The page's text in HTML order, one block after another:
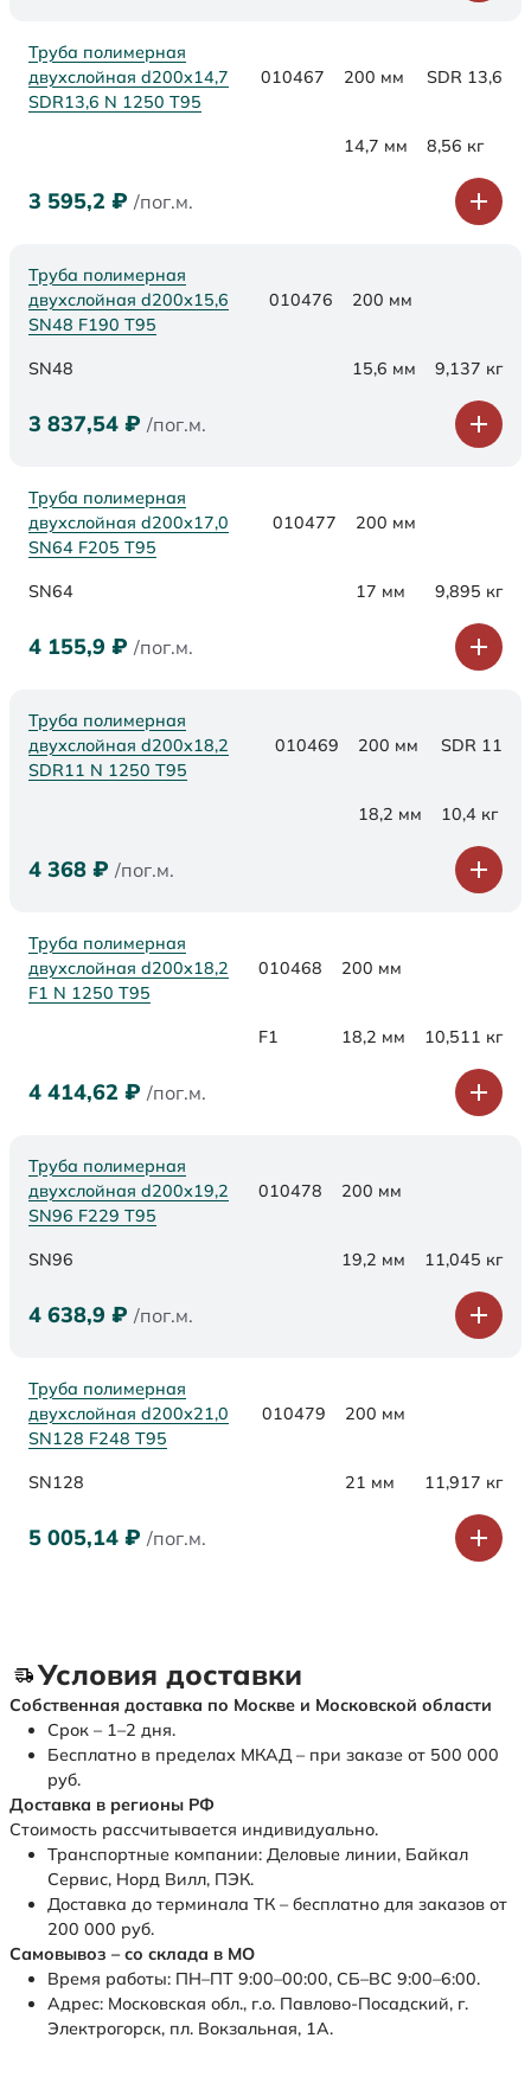
Труба полимерная
двухслойная d200x14,7
SDR13,6 N 1250 Т95
010467 200 мм SDR 13,6
14,7 мм 8,56 кг
3 595,2 ₽ /пог.м.
Труба полимерная
двухслойная d200х15,6
SN48 F190 Т95
010476 200 мм
SN48 15,6 мм 9,137 кг
3 837,54 ₽ /пог.м.
Труба полимерная
двухслойная d200х17,0
SN64 F205 Т95
010477 200 мм
SN64 17 мм 9,895 кг
4 155,9 ₽ /пог.м.
Труба полимерная
двухслойная d200x18,2
SDR11 N 1250 Т95
010469 200 мм SDR 11
18,2 мм 10,4 кг
4 368 ₽ /пог.м.
Труба полимерная
двухслойная d200x18,2
F1 N 1250 Т95
010468 200 мм
F1 18,2 мм 10,511 кг
4 414,62 ₽ /пог.м.
Труба полимерная
двухслойная d200х19,2
SN96 F229 Т95
010478 200 мм
SN96 19,2 мм 11,045 кг
4 638,9 ₽ /пог.м.
Труба полимерная
двухслойная d200х21,0
SN128 F248 Т95
010479 200 мм
SN128 21 мм 11,917 кг
5 005,14 ₽ /пог.м.
Условия доставки
Собственная доставка по Москве и Московской области
Срок – 1–2 дня.
Бесплатно в пределах МКАД – при заказе от 500 000
руб.
Доставка в регионы РФ
Стоимость рассчитывается индивидуально.
Транспортные компании: Деловые линии, Байкал
Сервис, Норд Вилл, ПЭК.
Доставка до терминала ТК – бесплатно для заказов от
200 000 руб.
Самовывоз – со склада в МО
Время работы: ПН–ПТ 9:00–00:00, СБ–ВС 9:00–6:00.
Адрес: Московская обл., г.о. Павлово-Посадский, г.
Электрогорск, пл. Вокзальная, 1А.